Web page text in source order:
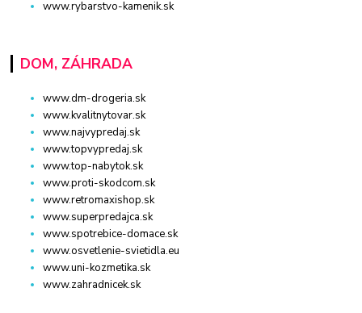
www.rybarstvo-kamenik.sk
DOM, ZÁHRADA
www.dm-drogeria.sk
www.kvalitnytovar.sk
www.najvypredaj.sk
www.topvypredaj.sk
www.top-nabytok.sk
www.proti-skodcom.sk
www.retromaxishop.sk
www.superpredajca.sk
www.spotrebice-domace.sk
www.osvetlenie-svietidla.eu
www.uni-kozmetika.sk
www.zahradnicek.sk